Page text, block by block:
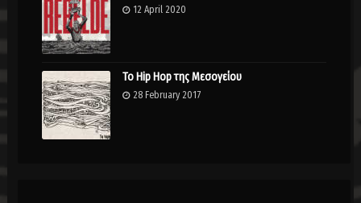
12 April 2020
Το Hip Hop της Μεσογείου
28 February 2017